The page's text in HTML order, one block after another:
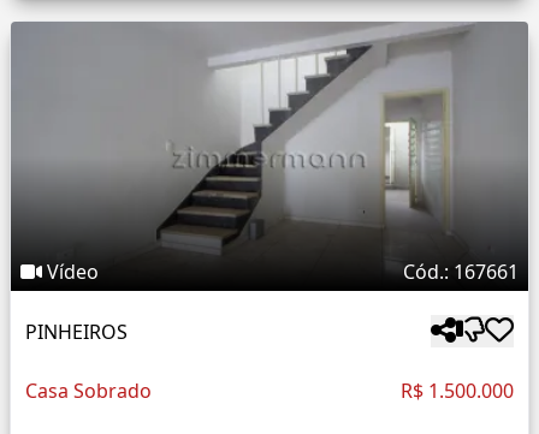
Vídeo Cód.: 167661
PINHEIROS
Casa Sobrado R$ 1.500.000